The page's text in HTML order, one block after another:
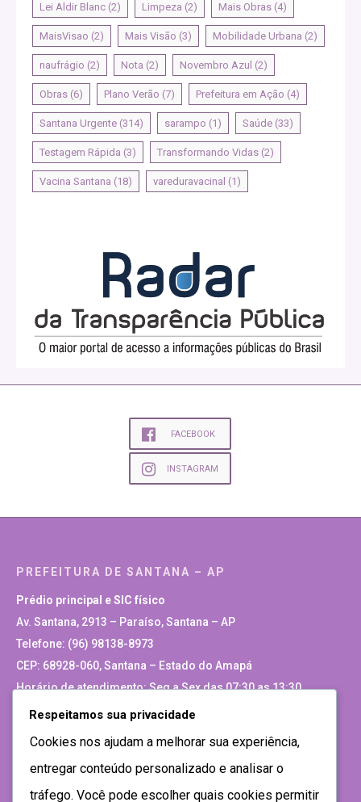
Lei Aldir Blanc (2) Limpeza (2) Mais Obras (4)
MaisVisao (2) Mais Visão (3) Mobilidade Urbana (2)
naufrágio (2) Nota (2) Novembro Azul (2)
Obras (6) Plano Verão (7) Prefeitura em Ação (4)
Santana Urgente (314) sarampo (1) Saúde (33)
Testagem Rápida (3) Transformando Vidas (2)
Vacina Santana (18) vareduravacinal (1)
FACEBOOK
INSTAGRAM
PREFEITURA DE SANTANA – AP
Prédio principal e SIC físico
Av. Santana, 2913 – Paraíso, Santana – AP
Telefone: (96) 98138-8973
CEP: 68928-060, Santana – Estado do Amapá
Horário de atendimento: Seg a Sex das 07:30 as 13:30
Site Antigo
Respeitamos sua privacidade
Cookies nos ajudam a melhorar sua experiência,
entregar conteúdo personalizado e analisar o
tráfego. Você pode escolher quais cookies permitir